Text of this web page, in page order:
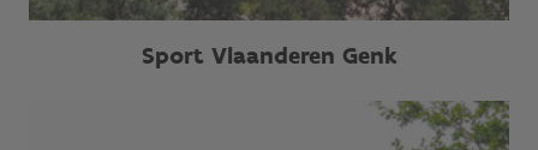
Sport Vlaanderen Genk